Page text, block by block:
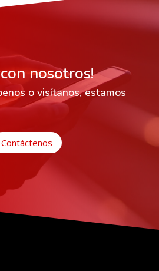
nosotros!
o visítanos, estamos
Contáctenos